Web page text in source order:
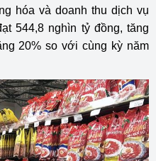
hóa và doanh thu dịch vụ
544,8 nghìn tỷ đồng, tăng
20% so với cùng kỳ năm